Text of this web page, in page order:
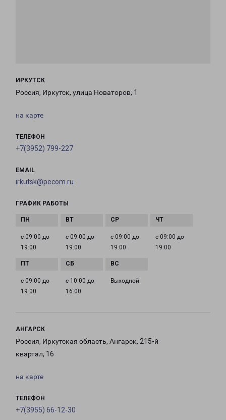
ИРКУТСК
Россия, Иркутск, улица Новаторов, 1
на карте
ТЕЛЕФОН
+7(3952) 799-227
EMAIL
irkutsk@pecom.ru
ГРАФИК РАБОТЫ
с 09:00 до
19:00
с 09:00 до
19:00
с 09:00 до
19:00
с 09:00 до
19:00
с 09:00 до
19:00
с 10:00 до
16:00
Выходной
АНГАРСК
Россия, Иркутская область, Ангарск, 215-й
квартал, 16
на карте
ТЕЛЕФОН
+7(3955) 66-12-30